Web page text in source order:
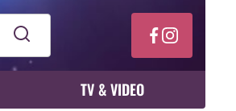
TV & VIDEO